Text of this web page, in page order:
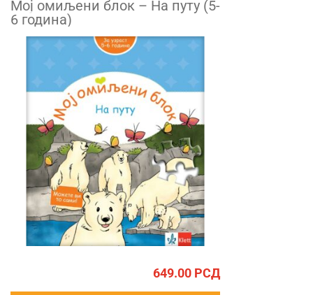
Мој омиљени блок – На путу (5-
6 годинa)
649.00 РСД